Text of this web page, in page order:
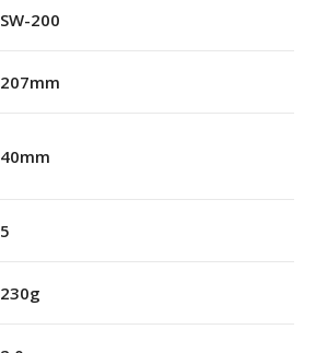
SW-200
207mm
40mm
5
230g